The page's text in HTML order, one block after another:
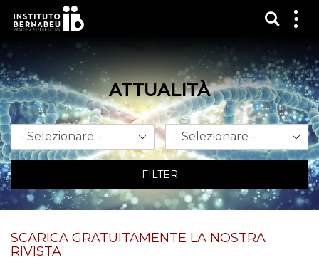
ATTUALITÀ
Mese Anno
FILTER
SCARICA GRATUITAMENTE LA NOSTRA
RIVISTA